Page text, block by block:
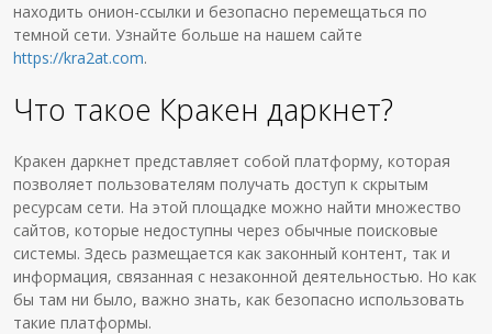
находить онион-ссылки и безопасно перемещаться по
темной сети. Узнайте больше на нашем сайте
https://kra2at.com.
Что такое Кракен даркнет?
Кракен даркнет представляет собой платформу, которая
позволяет пользователям получать доступ к скрытым
ресурсам сети. На этой площадке можно найти множество
сайтов, которые недоступны через обычные поисковые
системы. Здесь размещается как законный контент, так и
информация, связанная с незаконной деятельностью. Но как
бы там ни было, важно знать, как безопасно использовать
такие платформы.